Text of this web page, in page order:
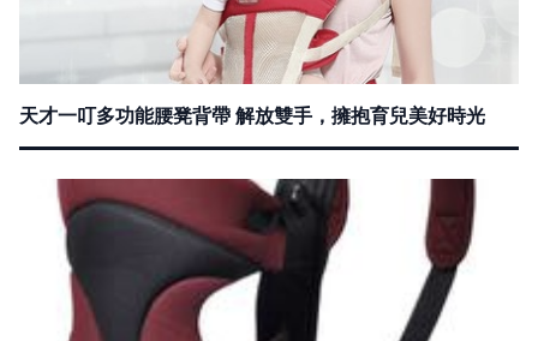
天才一叮多功能腰凳背帶 解放雙手，擁抱育兒美好時光